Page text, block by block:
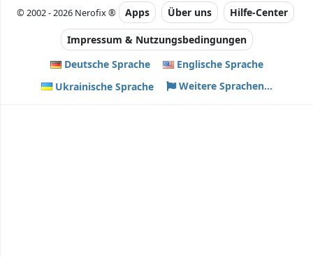
© 2002 - 2026 Nerofix ® Apps Über uns Hilfe-Center
Impressum & Nutzungsbedingungen
Deutsche Sprache
Englische Sprache
Ukrainische Sprache
Weitere Sprachen...